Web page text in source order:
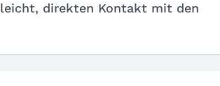
direkten Kontakt mit den